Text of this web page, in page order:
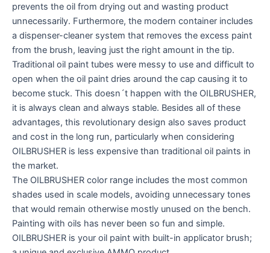
prevents the oil from drying out and wasting product
unnecessarily. Furthermore, the modern container includes
a dispenser-cleaner system that removes the excess paint
from the brush, leaving just the right amount in the tip.
Traditional oil paint tubes were messy to use and difficult to
open when the oil paint dries around the cap causing it to
become stuck. This doesn´t happen with the OILBRUSHER,
it is always clean and always stable. Besides all of these
advantages, this revolutionary design also saves product
and cost in the long run, particularly when considering
OILBRUSHER is less expensive than traditional oil paints in
the market.
The OILBRUSHER color range includes the most common
shades used in scale models, avoiding unnecessary tones
that would remain otherwise mostly unused on the bench.
Painting with oils has never been so fun and simple.
OILBRUSHER is your oil paint with built-in applicator brush;